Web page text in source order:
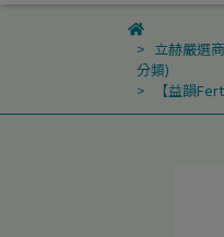
立赫嚴選
分類)
【益韻